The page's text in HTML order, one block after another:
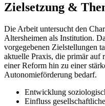
Zielsetzung &
Die Arbeit untersucht den
Altersheimen als Institution.
vorgegebenen Zielstellungen
aktuelle Praxis, die primär auf
einer Reform hin zu einer
Autonomieförderung bedarf.
Entwicklung
Einfluss